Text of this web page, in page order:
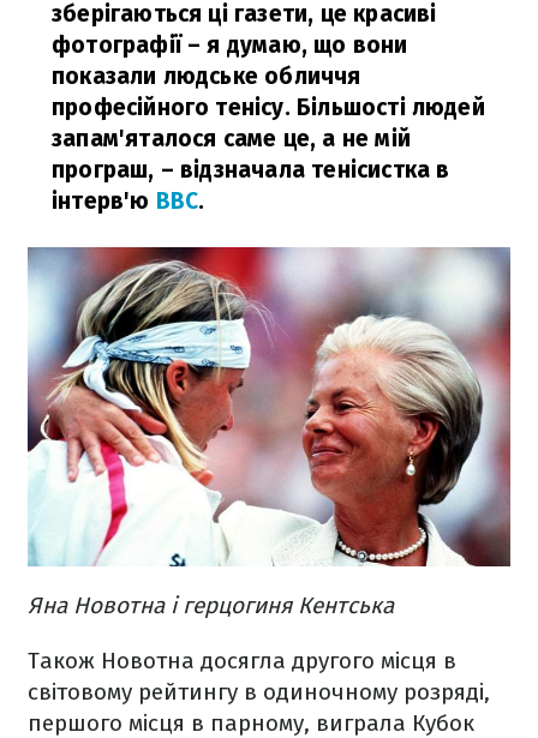
зберігаються ці газети, це красиві
фотографії – я думаю, що вони
показали людське обличчя
професійного тенісу. Більшості людей
запам'яталося саме це, а не мій
програш, – відзначала тенісистка в
інтерв'ю ВВС.
Яна Новотна і герцогиня Кентська
Також Новотна досягла другого місця в
світовому рейтингу в одиночному розряді,
першого місця в парному, виграла Кубок